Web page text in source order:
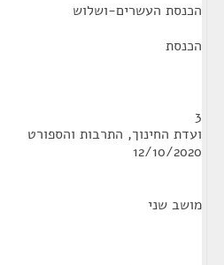
הכנסת העשרים-ושלוש
הכנסת
3
ועדת החינוך, התרבות והספורט
12/10/2020
מושב שני